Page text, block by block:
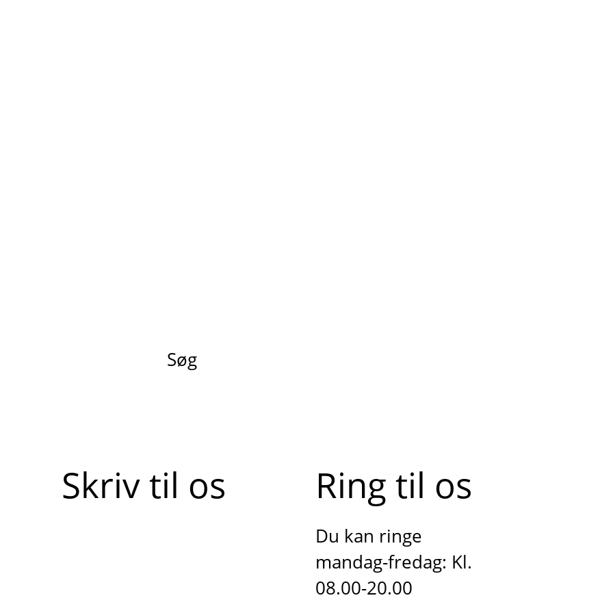
Søg
Skriv til os Ring til os
Du kan ringe
mandag-fredag: Kl.
08.00-20.00